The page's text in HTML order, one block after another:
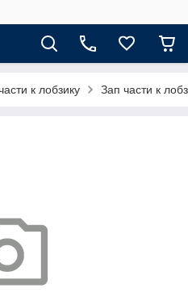
к лобзику Зап части к